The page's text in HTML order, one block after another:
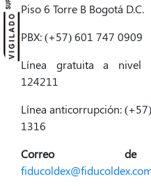
Piso 6 Torre B Bogotá D.C.
PBX: (+57) 601 747 0909
Línea gratuita a nivel
124211
Línea anticorrupción:
1316
Correo de